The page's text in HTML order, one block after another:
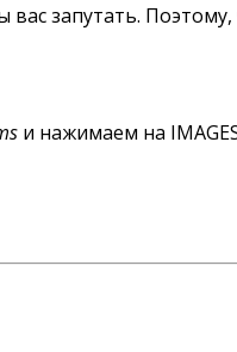
запутать.
и нажимаем на